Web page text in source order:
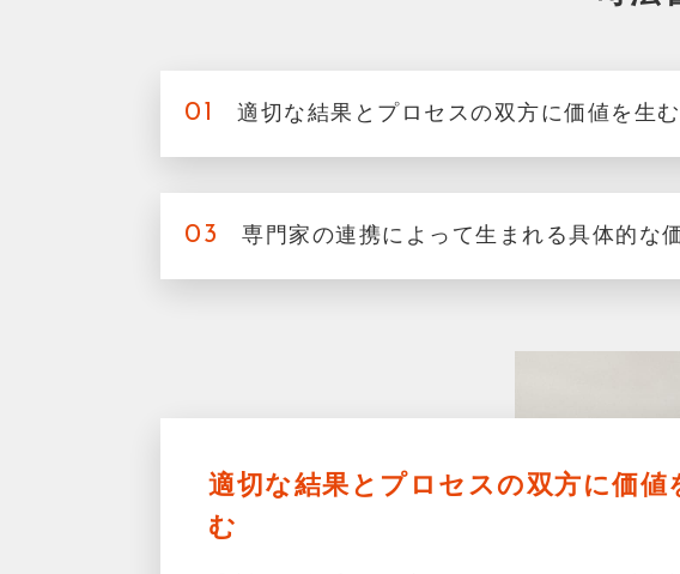
01 適切な結果とプロセスの双方に価値を生む
03 専門家の連携によって生まれる具体的な
適切な結果とプロセスの双方に価値
む